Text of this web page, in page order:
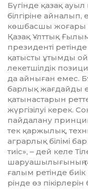
Бүгінде қазақ
білгіріне айналып,
көшбасшы жоғары
Қазақ Ұлттық
президенті
қа­тыс­­ты ұтымды
лекетшілдік
да айныған емес.
барлық жағ­дайды
қатынастарын
жүргізілуі ке­рек.
пайдалану
тек қаржылық,
аграрлық білімі
тиіс», – дей келе
шаруашылығының
ғалым ре­тін­де
рінде өз пікірлерін